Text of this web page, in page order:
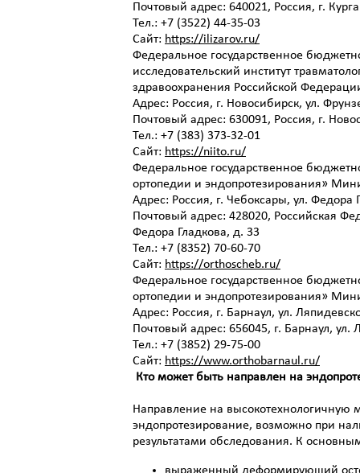
Почтовый адрес: 640021, Россия, г.
Тел.: +7 (3522) 44-35-03
Сайт: https://ilizarov.ru/
Федеральное государственное
исследовательский институт
здравоохранения Российской
Адрес: Россия, г. Новосибирск, ул.
Почтовый адрес: 630091, Россия, г.
Тел.: +7 (383) 373-32-01
Сайт: https://niito.ru/
Федеральное государственное
ортопедии и эндопротезирования»
Адрес: Россия, г. Чебоксары, ул. Федора
Почтовый адрес: 428020, Российская
Федора Гладкова, д. 33
Тел.: +7 (8352) 70-60-70
Сайт: https://orthoscheb.ru/
Федеральное государственное
ортопедии и эндопротезирования»
Адрес: Россия, г. Барнаул, ул.
Почтовый адрес: 656045, г. Барнаул, ул.
Тел.: +7 (3852) 29-75-00
Сайт: https://www.orthobarnaul.ru/
Кто может быть направлен на
Направление на
эндопротезирование, возможно при
результатами обследования. К